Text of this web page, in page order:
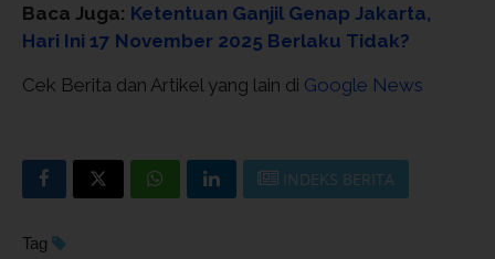
Baca Juga: Ketentuan Ganjil Genap Jakarta,
Hari Ini 17 November 2025 Berlaku Tidak?
Cek Berita dan Artikel yang lain di Google News
INDEKS BERITA
Tag